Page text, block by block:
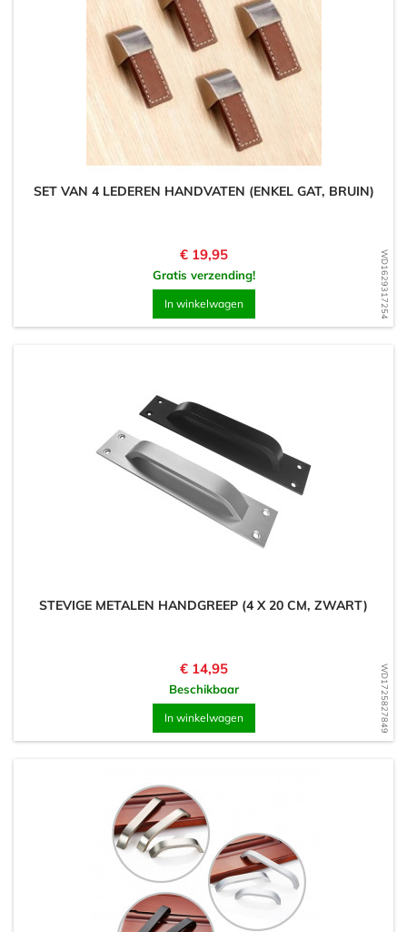
WD1629317254
SET VAN 4 LEDEREN HANDVATEN (ENKEL GAT, BRUIN)
Prijs
€ 19,95
Gratis verzending!
In winkelwagen
WD1725827849
STEVIGE METALEN HANDGREEP (4 X 20 CM, ZWART)
Prijs
€ 14,95
Beschikbaar
In winkelwagen